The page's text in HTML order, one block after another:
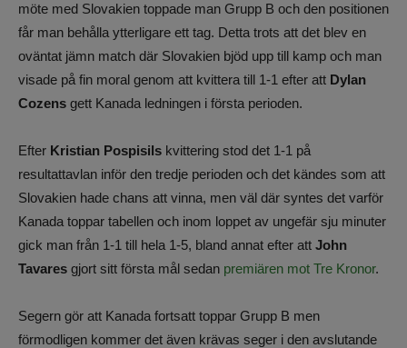
möte med Slovakien toppade man Grupp B och den positionen
får man behålla ytterligare ett tag. Detta trots att det blev en
oväntat jämn match där Slovakien bjöd upp till kamp och man
visade på fin moral genom att kvittera till 1-1 efter att Dylan
Cozens gett Kanada ledningen i första perioden.
Efter Kristian Pospisils kvittering stod det 1-1 på
resultattavlan inför den tredje perioden och det kändes som att
Slovakien hade chans att vinna, men väl där syntes det varför
Kanada toppar tabellen och inom loppet av ungefär sju minuter
gick man från 1-1 till hela 1-5, bland annat efter att John
Tavares gjort sitt första mål sedan premiären mot Tre Kronor.
Segern gör att Kanada fortsatt toppar Grupp B men
förmodligen kommer det även krävas seger i den avslutande